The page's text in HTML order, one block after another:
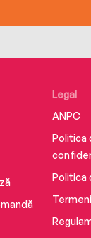
Legal
ANPC
Politica
Politica